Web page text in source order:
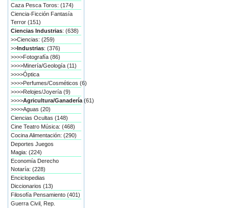
Caza Pesca Toros: (174)
Ciencia-Ficción Fantasía
Terror (151)
Ciencias Industrias: (638)
>>Ciencias: (259)
>>Industrias: (376)
>>>>Fotografía (86)
>>>>Minería/Geología (11)
>>>>Óptica
>>>>Perfumes/Cosméticos (6)
>>>>Relojes/Joyería (9)
>>>>Agricultura/Ganadería (61)
>>>>Aguas (20)
Ciencias Ocultas (148)
Cine Teatro Música: (468)
Cocina Alimentación: (290)
Deportes Juegos
Magia: (224)
Economía Derecho
Notaría: (228)
Enciclopedias
Diccionarios (13)
Filosofía Pensamiento (401)
Guerra Civil, Rep.